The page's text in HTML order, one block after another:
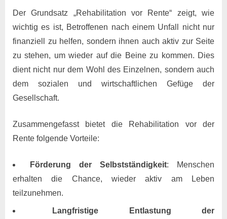
Der Grundsatz „Rehabilitation vor Rente“ zeigt, wie
wichtig es ist, Betroffenen nach einem Unfall nicht nur
finanziell zu helfen, sondern ihnen auch aktiv zur Seite
zu stehen, um wieder auf die Beine zu kommen. Dies
dient nicht nur dem Wohl des Einzelnen, sondern auch
dem sozialen und wirtschaftlichen Gefüge der
Gesellschaft.
Zusammengefasst bietet die Rehabilitation vor der
Rente folgende Vorteile:
Förderung der Selbstständigkeit: Menschen
erhalten die Chance, wieder aktiv am Leben
teilzunehmen.
Langfristige Entlastung der